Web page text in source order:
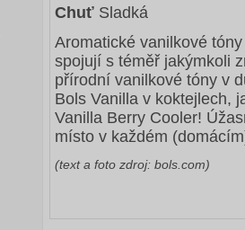
Chuť Sladká
Aromatické vanilkové
spojují s téměř jakýmkoli
přírodní vanilkové tóny v
Bols Vanilla v koktejlech,
Vanilla Berry Cooler!
místo v každém
(text a foto zdroj: bols.com)